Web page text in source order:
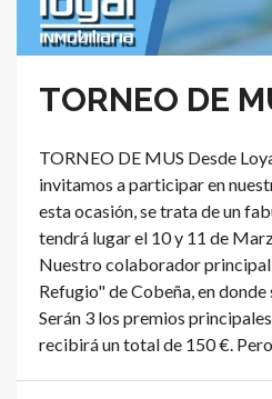
TORNEO DE
TORNEO DE MUS Desde
invitamos a participar en
esta ocasión, se trata de un
tendrá lugar el 10 y 11 de
Nuestro colaborador principal
Refugio" de Cobeña, en
Serán 3 los premios
recibirá un total de 150 €.